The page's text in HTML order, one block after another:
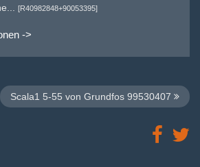
[R40982848+90053395]
->
Scala1 5-55 von Grundfos 99530407